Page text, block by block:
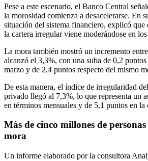
Pese a este escenario, el Banco Central
la morosidad comienza a desacelerarse. En
situación del sistema financiero, explicó que
la cartera irregular viene moderándose en
La mora también mostró un incremento
alcanzó el 3,3%, con una suba de 0,2
marzo y de 2,4 puntos respecto del mismo
De esta manera, el índice de irregularidad
privado llegó al 7,3%, lo que representa un
en términos mensuales y de 5,1 puntos en
Más de cinco millones de
mora
Un informe elaborado por la consultora